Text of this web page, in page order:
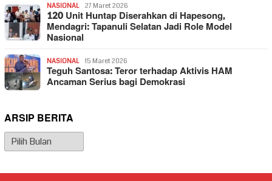
NASIONAL 27 Maret 2026
120 Unit Huntap Diserahkan di Hapesong,
Mendagri: Tapanuli Selatan Jadi Role Model
Nasional
NASIONAL 15 Maret 2026
Teguh Santosa: Teror terhadap Aktivis HAM
Ancaman Serius bagi Demokrasi
ARSIP BERITA
Arsip
Berita